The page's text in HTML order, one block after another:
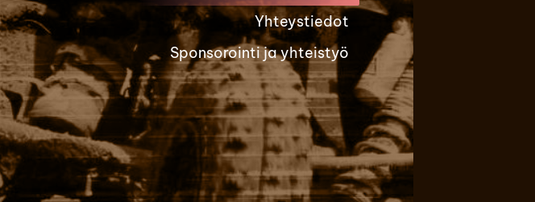
Yhteystiedot
Sponsorointi ja yhteistyö